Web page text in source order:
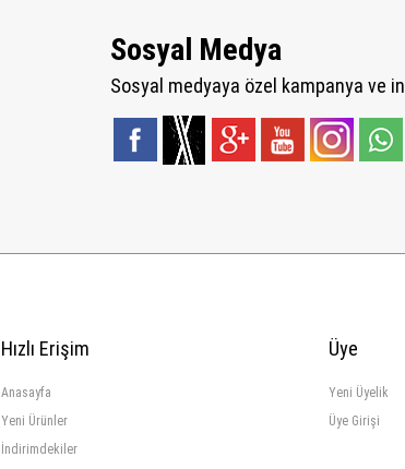
Sosyal Medya
Sosyal medyaya özel kampanya ve
Hızlı Erişim
Anasayfa
Yeni Ürünler
İndirimdekiler
Üye
Yeni Üyelik
Üye Girişi